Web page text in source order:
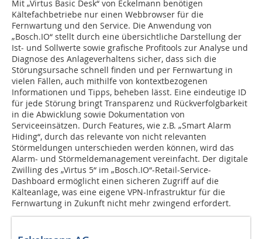
Mit „Virtus Basic Desk“ von Eckelmann benötigen
Kältefachbetriebe nur einen Web­browser für die
Fernwartung und den Service. Die Anwendung von
„Bosch.IO“ stellt durch eine übersichtliche Darstellung der
Ist- und Sollwerte sowie grafische Profitools zur Analyse und
Diagnose des Anlageverhaltens sicher, dass sich die
Störungsursache schnell finden und per Fernwartung in
vielen Fällen, auch mithilfe von kontextbezogenen
Informationen und Tipps, beheben lässt. Eine eindeutige ID
für jede Störung bringt Transparenz und Rückverfolgbarkeit
in die Abwicklung sowie Dokumentation von
Serviceeinsätzen. Durch Features, wie z.B. „Smart Alarm
Hiding“, durch das relevante von nicht relevanten
Störmeldungen unterschieden werden können, wird das
Alarm- und Störmeldemanagement vereinfacht. Der digitale
Zwilling des „Virtus 5“ im „Bosch.IO“-Retail-Service-
Dashboard ermöglicht einen sicheren Zugriff auf die
Kälteanlage, was eine eigene VPN-Infrastruktur für die
Fernwartung in Zukunft nicht mehr zwingend erfordert.